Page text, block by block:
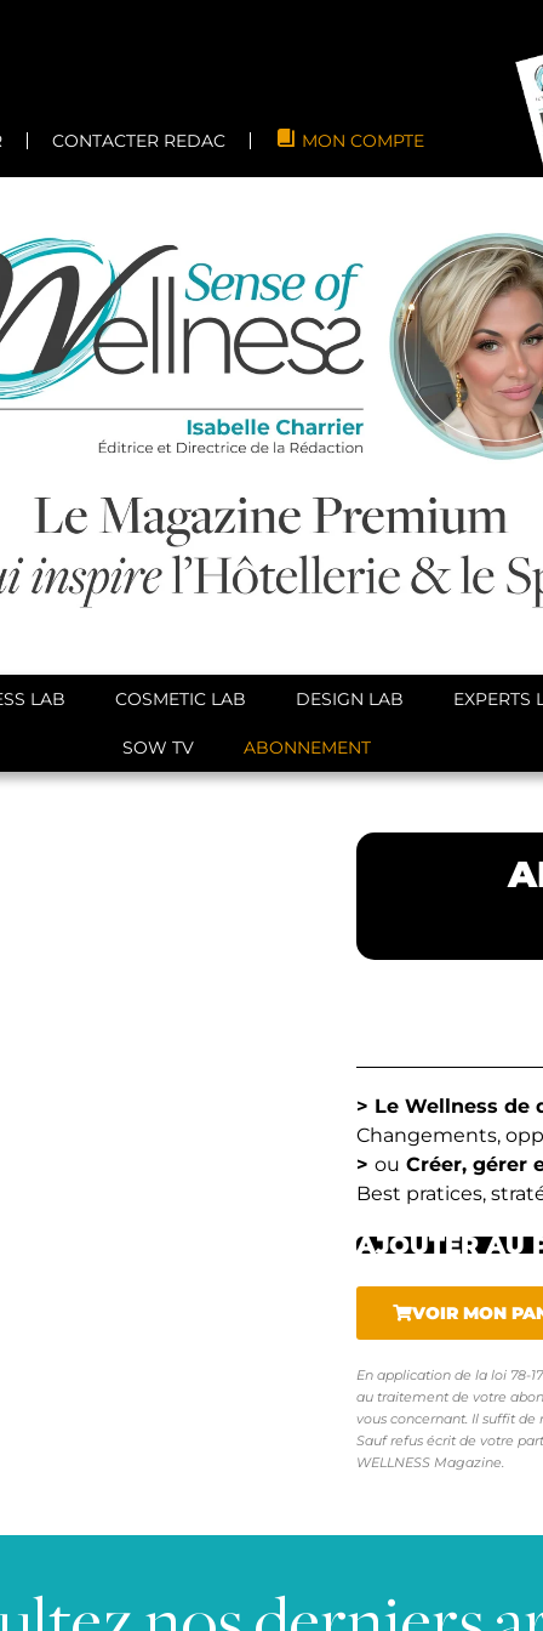
CONTACTER REDAC MON COMPTE
LAB COSMETIC LAB DESIGN LAB EXPERTS
SOW TV ABONNEMENT
> Le Wellness de
Changements,
> ou Créer, gérer
Best pratices,
AJOUTER AU
VOIR MON
En application de la loi 78-
au traitement de votre
vous concernant. Il suffit de
Sauf refus écrit de votre
WELLNESS Magazine.